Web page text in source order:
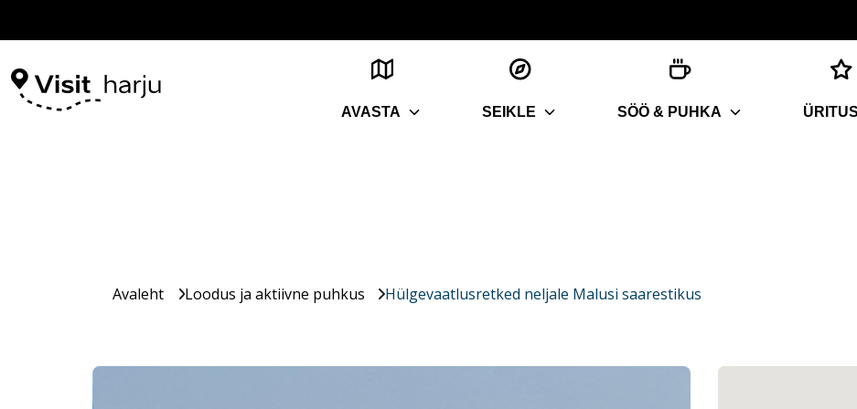
AVASTA SEIKLE SÖÖ & PUHKA
Avaleht Loodus ja aktiivne puhkus Hülgevaatlusretked neljale Malusi saarestikus